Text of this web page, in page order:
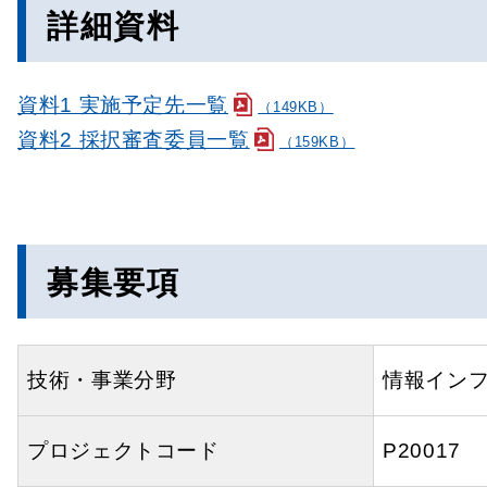
詳細資料
資料1 実施予定先一覧 （149KB）
資料2 採択審査委員一覧 （159KB）
募集要項
技術・事業分野 情報イン
プロジェクトコード P20017